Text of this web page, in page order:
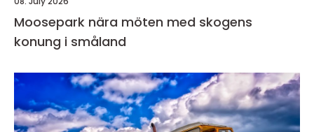
Moosepark nära möten med skogens
konung i småland